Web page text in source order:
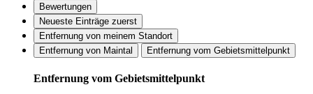
Bewertungen
Neueste Einträge zuerst
Entfernung von meinem Standort
Entfernung von Maintal
Entfernung vom Gebietsmittelpunkt
Entfernung vom Gebietsmittelpunkt